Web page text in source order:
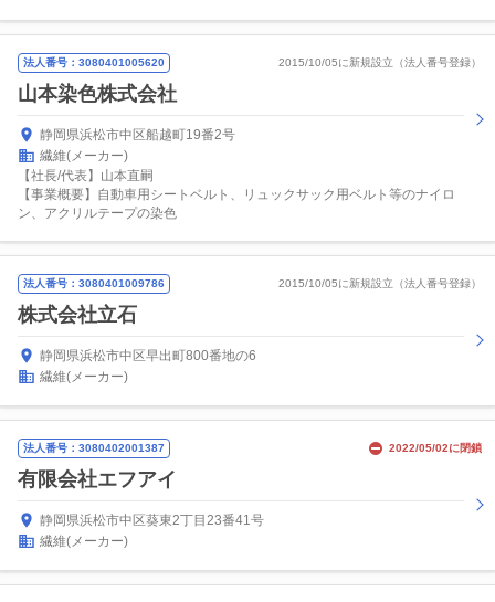
法人番号：3080401005620 2015/10/05に新規設立（法人番号登録）
山本染色株式会社
静岡県浜松市中区船越町19番2号
繊維(メーカー)
【社長/代表】山本直嗣
【事業概要】自動車用シートベルト、リュックサック用ベルト等のナイロ
ン、アクリルテープの染色
法人番号：3080401009786 2015/10/05に新規設立（法人番号登録）
株式会社立石
静岡県浜松市中区早出町800番地の6
繊維(メーカー)
法人番号：3080402001387 2022/05/02に閉鎖
有限会社エフアイ
静岡県浜松市中区葵東2丁目23番41号
繊維(メーカー)